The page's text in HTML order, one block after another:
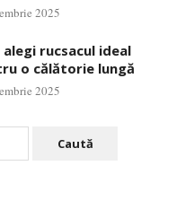
2025
alegi rucsacul ideal
o călătorie lungă
2025